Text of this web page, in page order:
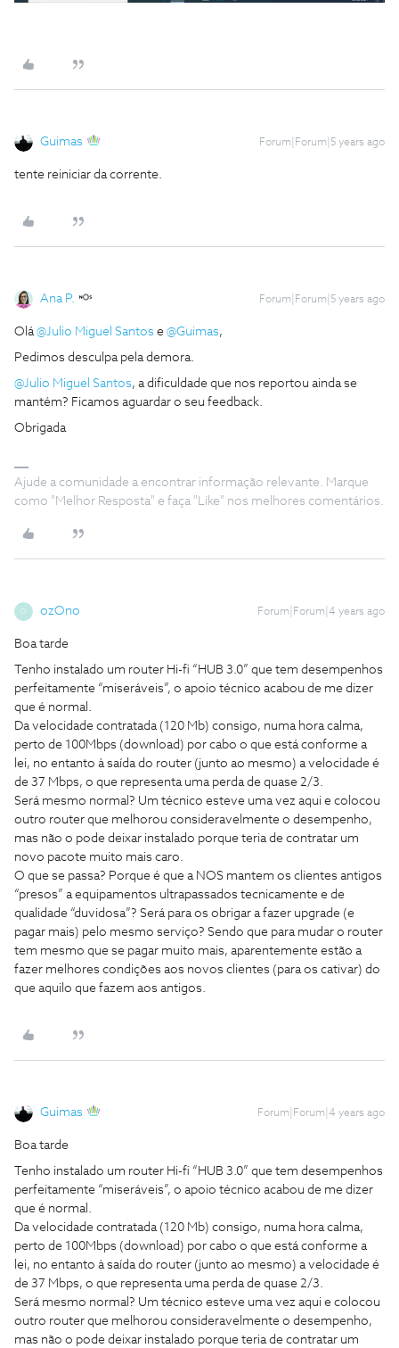
Guimas Forum|Forum|5 years ago
tente reiniciar da corrente.
Ana P. Forum|Forum|5 years ago
Olá@Julio Miguel Santos e @Guimas,
Pedimos desculpa pela demora.
@Julio Miguel Santos, a dificuldade que nos reportou ainda se
mantém? Ficamos aguardar o seu feedback.
Obrigada
Ajude a comunidade a encontrar informação relevante. Marque
como "Melhor Resposta" e faça "Like" nos melhores comentários.
O ozOno Forum|Forum|4 years ago
Boa tarde
Tenho instalado um router Hi-fi “HUB 3.0” que tem desempenhos
perfeitamente “miseráveis”, o apoio técnico acabou de me dizer
que é normal.
Da velocidade contratada (120 Mb) consigo, numa hora calma,
perto de 100Mbps (download) por cabo o que está conforme a
lei, no entanto à saída do router (junto ao mesmo) a velocidade é
de 37 Mbps, o que representa uma perda de quase 2/3.
Será mesmo normal? Um técnico esteve uma vez aqui e colocou
outro router que melhorou consideravelmente o desempenho,
mas não o pode deixar instalado porque teria de contratar um
novo pacote muito mais caro.
O que se passa? Porque é que a NOS mantem os clientes antigos
“presos” a equipamentos ultrapassados tecnicamente e de
qualidade “duvidosa”? Será para os obrigar a fazer upgrade (e
pagar mais) pelo mesmo serviço? Sendo que para mudar o router
tem mesmo que se pagar muito mais, aparentemente estão a
fazer melhores condições aos novos clientes (para os cativar) do
que aquilo que fazem aos antigos.
Guimas Forum|Forum|4 years ago
Boa tarde
Tenho instalado um router Hi-fi “HUB 3.0” que tem desempenhos
perfeitamente “miseráveis”, o apoio técnico acabou de me dizer
que é normal.
Da velocidade contratada (120 Mb) consigo, numa hora calma,
perto de 100Mbps (download) por cabo o que está conforme a
lei, no entanto à saída do router (junto ao mesmo) a velocidade é
de 37 Mbps, o que representa uma perda de quase 2/3.
Será mesmo normal? Um técnico esteve uma vez aqui e colocou
outro router que melhorou consideravelmente o desempenho,
mas não o pode deixar instalado porque teria de contratar um